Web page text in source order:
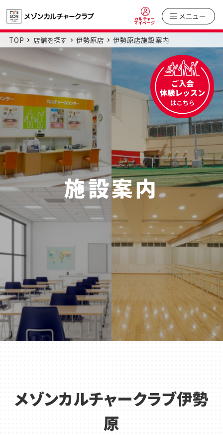
カルチャー
マイページ
メニュー
施設案内
TOP 店舗を探す 伊勢原店 伊勢原店施設案内
メゾンカルチャークラブ伊勢
原